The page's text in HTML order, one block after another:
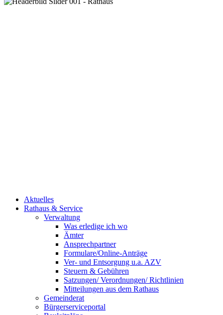
Aktuelles
Rathaus & Service
Verwaltung
Was erledige ich wo
Ämter
Ansprechpartner
Formulare/Online-Anträge
Ver- und Entsorgung u.a. AZV
Steuern & Gebühren
Satzungen/ Verordnungen/ Richtlinien
Mitteilungen aus dem Rathaus
Gemeinderat
Bürgerserviceportal